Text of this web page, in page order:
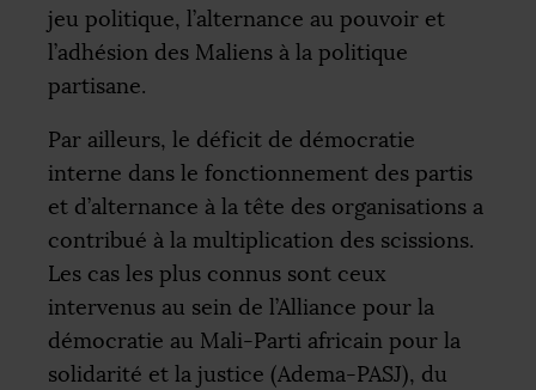
jeu politique, l’alternance au pouvoir et
l’adhésion des Maliens à la politique
partisane.
Par ailleurs, le déficit de démocratie
interne dans le fonctionnement des partis
et d’alternance à la tête des organisations a
contribué à la multiplication des scissions.
Les cas les plus connus sont ceux
intervenus au sein de l’Alliance pour la
démocratie au Mali-Parti africain pour la
solidarité et la justice (Adema-PASJ), du